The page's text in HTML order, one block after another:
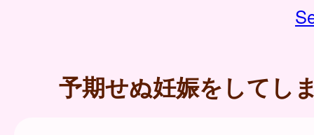
予期せぬ妊娠をしてし